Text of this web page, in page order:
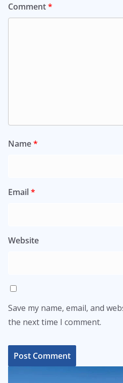
Comment*
Name*
Email*
Website
Save my name, email, and
the next time I comment.